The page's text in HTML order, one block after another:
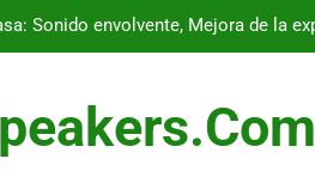
Sonido envolvente, Mejora de la
Con Bundles: Ahorro en